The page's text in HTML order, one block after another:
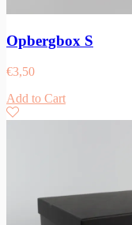
Opbergbox S
€3,50
Add to Cart